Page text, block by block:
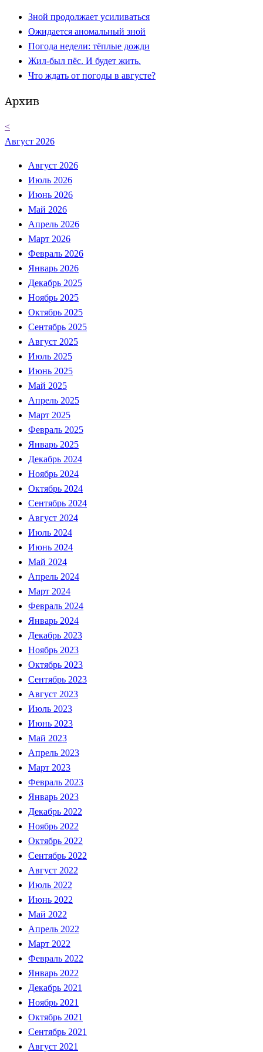
Зной продолжает усиливаться
Ожидается аномальный зной
Погода недели: тёплые дожди
Жил-был пёс. И будет жить.
Что ждать от погоды в августе?
Архив
<
Август 2026
Август 2026
Июль 2026
Июнь 2026
Май 2026
Апрель 2026
Март 2026
Февраль 2026
Январь 2026
Декабрь 2025
Ноябрь 2025
Октябрь 2025
Сентябрь 2025
Август 2025
Июль 2025
Июнь 2025
Май 2025
Апрель 2025
Март 2025
Февраль 2025
Январь 2025
Декабрь 2024
Ноябрь 2024
Октябрь 2024
Сентябрь 2024
Август 2024
Июль 2024
Июнь 2024
Май 2024
Апрель 2024
Март 2024
Февраль 2024
Январь 2024
Декабрь 2023
Ноябрь 2023
Октябрь 2023
Сентябрь 2023
Август 2023
Июль 2023
Июнь 2023
Май 2023
Апрель 2023
Март 2023
Февраль 2023
Январь 2023
Декабрь 2022
Ноябрь 2022
Октябрь 2022
Сентябрь 2022
Август 2022
Июль 2022
Июнь 2022
Май 2022
Апрель 2022
Март 2022
Февраль 2022
Январь 2022
Декабрь 2021
Ноябрь 2021
Октябрь 2021
Сентябрь 2021
Август 2021